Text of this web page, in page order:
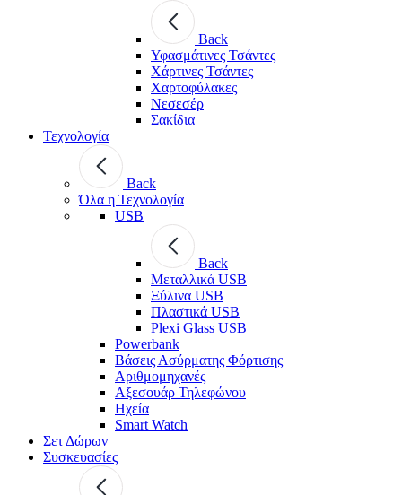
Back
Υφασμάτινες Τσάντες
Χάρτινες Τσάντες
Χαρτοφύλακες
Νεσεσέρ
Σακίδια
Τεχνολογία
Back
Όλα η Τεχνολογία
USB
Back
Μεταλλικά USB
Ξύλινα USB
Πλαστικά USB
Plexi Glass USB
Powerbank
Βάσεις Ασύρματης Φόρτισης
Αριθμομηχανές
Αξεσουάρ Τηλεφώνου
Ηχεία
Smart Watch
Σετ Δώρων
Συσκευασίες